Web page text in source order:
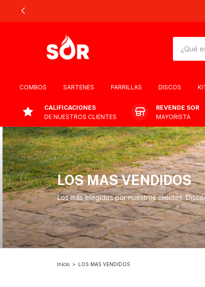
COMBOS SARTENES PARRILLAS DISCOS
CALIFICACIONES
DE NUESTROS CLIENTES
REVENDE SOR
MAYORISTA
LOS MAS VENDIDOS
Los más elegidos por nuestros clientes.
Inicio > LOS MAS VENDIDOS